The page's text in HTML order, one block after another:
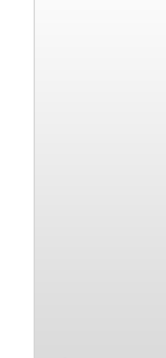
Sleeve